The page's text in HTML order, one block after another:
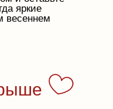
яркие
весеннем